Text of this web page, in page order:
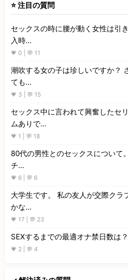
⭐ 注目の質問
セックスの時に腰が動く女性は引
入時...
💗 0 | 💬 11
潮吹する女の子は珍しいですか？
ても...
💗 3 | 💬 15
セックス中に言われて興奮したセ
ムありで...
💗 1 | 💬 18
80代の男性とのセックスについて
チ...
💗 6 | 💬 6
大学生です。 私の友人が交際クラ
かな...
💗 17 | 💬 23
SEXするまでの最適オナ禁日数は
💗 2 | 💬 4